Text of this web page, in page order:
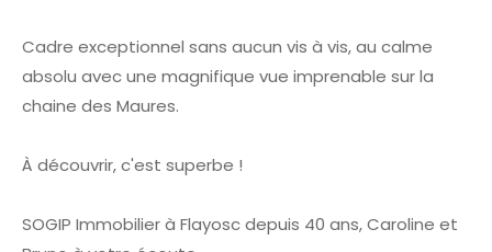
Cadre exceptionnel sans aucun vis à vis, au calme
absolu avec une magnifique vue imprenable sur la
chaine des Maures.
À découvrir, c'est superbe !
SOGIP Immobilier à Flayosc depuis 40 ans, Caroline et